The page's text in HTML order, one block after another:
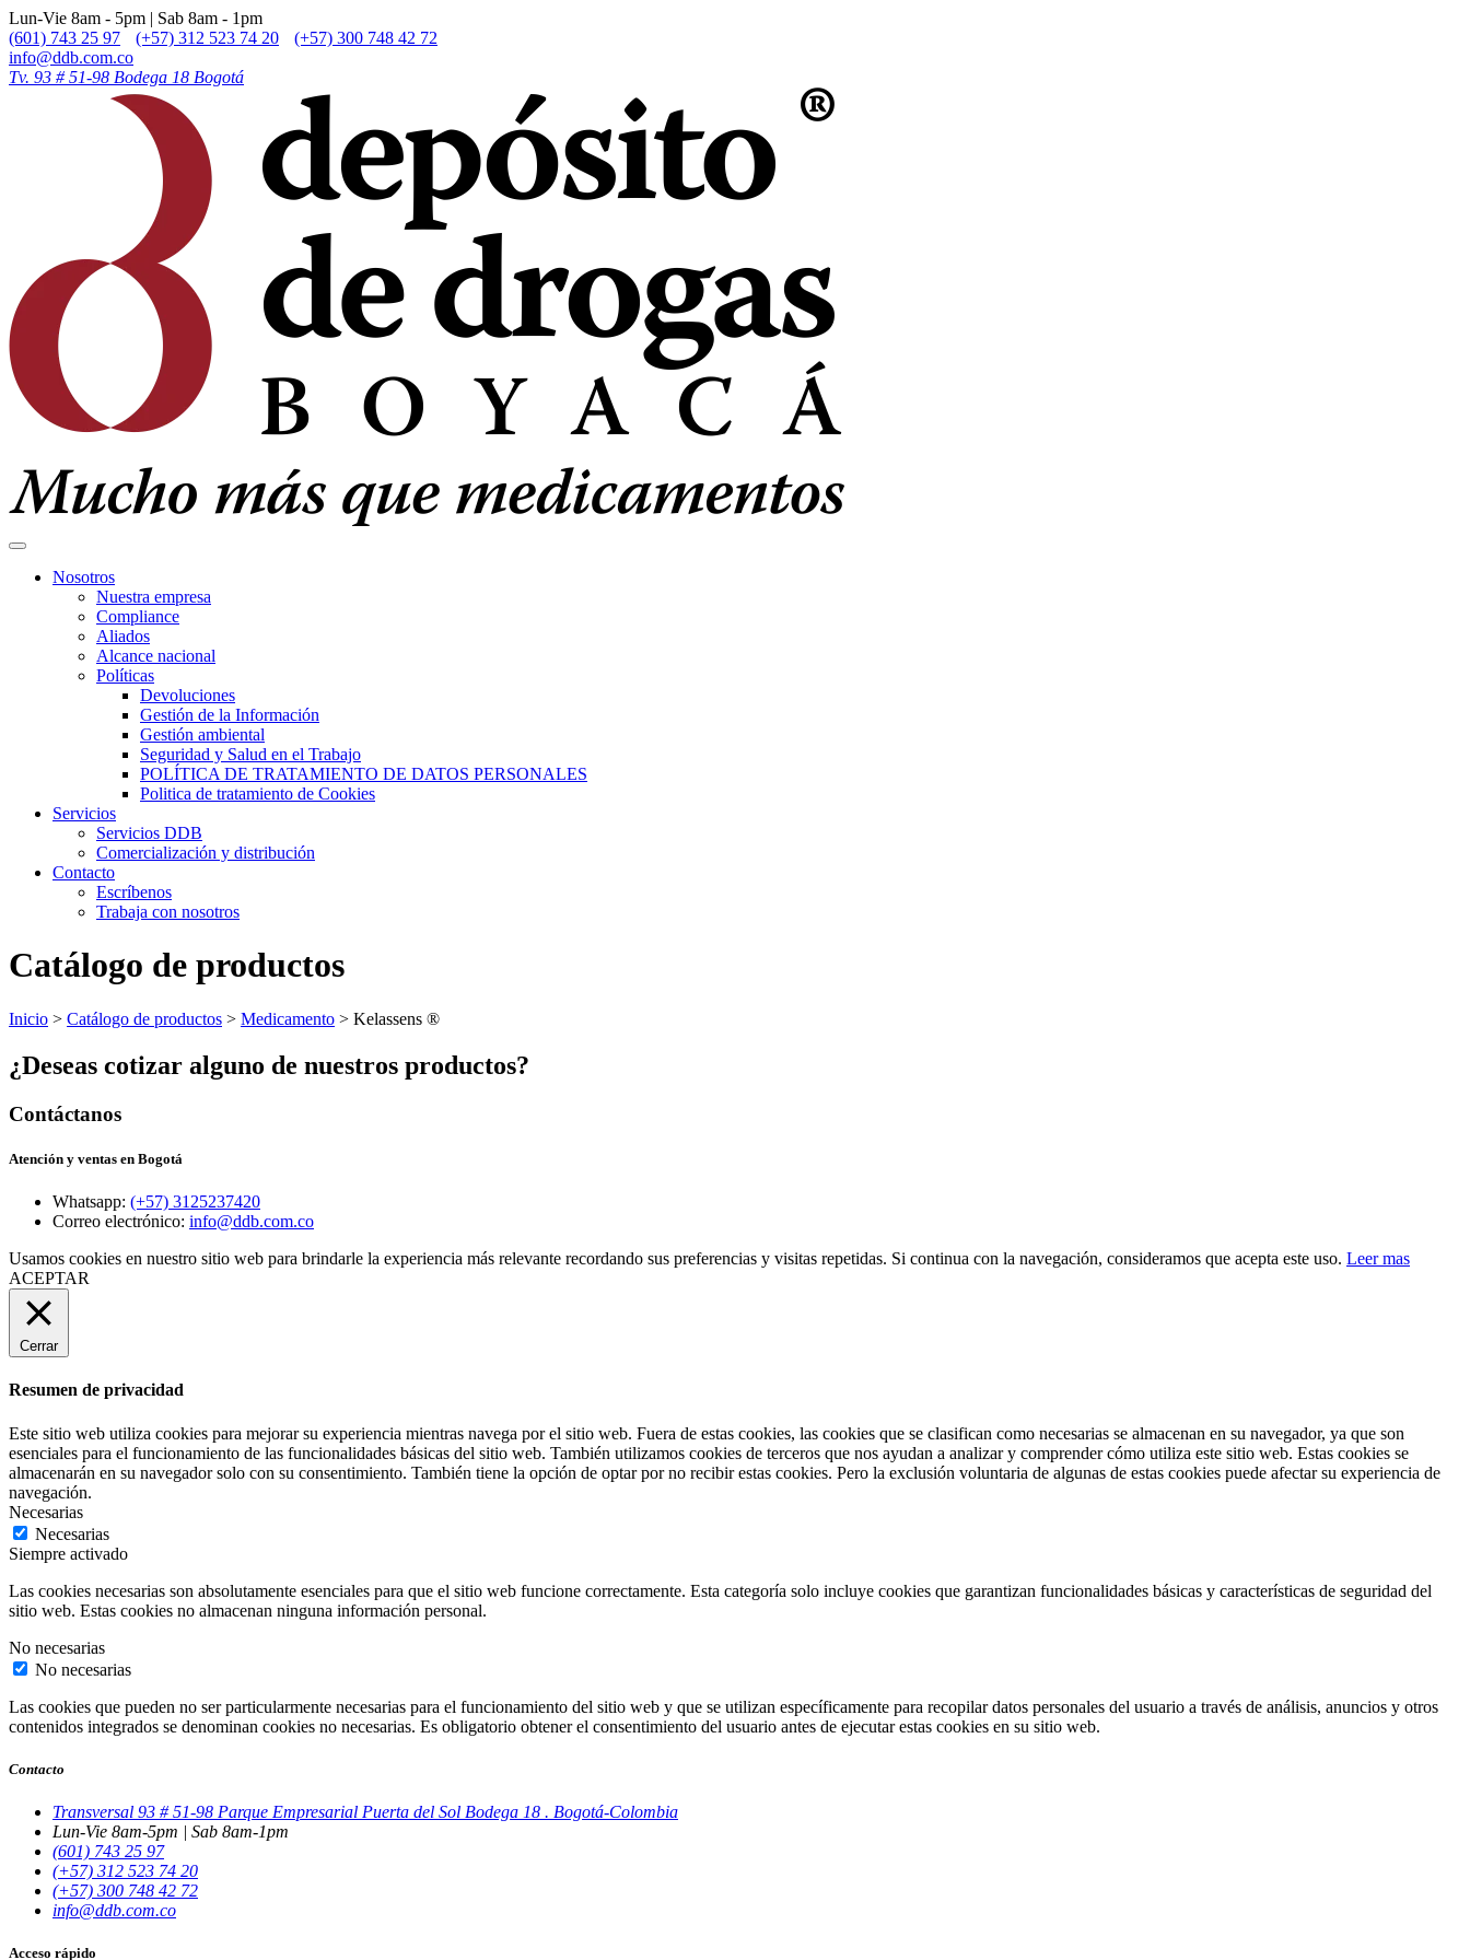
Lun-Vie 8am - 5pm | Sab 8am - 1pm
(601) 743 25 97
(+57) 312 523 74 20
(+57) 300 748 42 72
info@ddb.com.co
Tv. 93 # 51-98 Bodega 18 Bogotá
Nosotros
Nuestra empresa
Compliance
Aliados
Alcance nacional
Políticas
Devoluciones
Gestión de la Información
Gestión ambiental
Seguridad y Salud en el Trabajo
POLÍTICA DE TRATAMIENTO DE DATOS PERSONALES
Politica de tratamiento de Cookies
Servicios
Servicios DDB
Comercialización y distribución
Contacto
Escríbenos
Trabaja con nosotros
Catálogo de productos
Inicio > Catálogo de productos > Medicamento > Kelassens ®
¿Deseas cotizar alguno de nuestros productos?
Contáctanos
Atención y ventas en Bogotá
Whatsapp: (+57) 3125237420
Correo electrónico: info@ddb.com.co
Usamos cookies en nuestro sitio web para brindarle la experiencia más relevante recordando sus preferencias y visitas repetidas. Si continua con la navegación, consideramos que acepta este uso. Leer mas
ACEPTAR
Cerrar
Resumen de privacidad
Este sitio web utiliza cookies para mejorar su experiencia mientras navega por el sitio web. Fuera de estas cookies, las cookies que se clasifican como necesarias se almacenan en su navegador, ya que son
esenciales para el funcionamiento de las funcionalidades básicas del sitio web. También utilizamos cookies de terceros que nos ayudan a analizar y comprender cómo utiliza este sitio web. Estas cookies se
almacenarán en su navegador solo con su consentimiento. También tiene la opción de optar por no recibir estas cookies. Pero la exclusión voluntaria de algunas de estas cookies puede afectar su experiencia de
navegación.
Necesarias
Necesarias
Siempre activado
Las cookies necesarias son absolutamente esenciales para que el sitio web funcione correctamente. Esta categoría solo incluye cookies que garantizan funcionalidades básicas y características de seguridad del
sitio web. Estas cookies no almacenan ninguna información personal.
No necesarias
No necesarias
Las cookies que pueden no ser particularmente necesarias para el funcionamiento del sitio web y que se utilizan específicamente para recopilar datos personales del usuario a través de análisis, anuncios y otros
contenidos integrados se denominan cookies no necesarias. Es obligatorio obtener el consentimiento del usuario antes de ejecutar estas cookies en su sitio web.
Contacto
Transversal 93 # 51-98 Parque Empresarial Puerta del Sol Bodega 18 . Bogotá-Colombia
Lun-Vie 8am-5pm | Sab 8am-1pm
(601) 743 25 97
(+57) 312 523 74 20
(+57) 300 748 42 72
info@ddb.com.co
Acceso rápido